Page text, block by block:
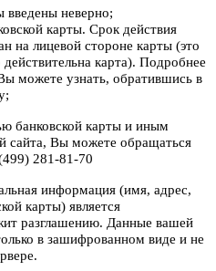
введены неверно;
карты. Срок действия
на лицевой стороне карты (это
карта). Подробнее
можете узнать, обратившись в
банковской карты и иным
сайта, Вы можете обращаться
281-81-70
информация (имя, адрес,
карты) является
разглашению. Данные вашей
в зашифрованном виде и не